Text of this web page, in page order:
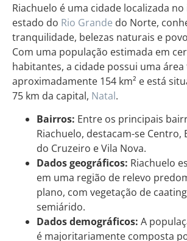
Riachuelo é uma cidade localizada
estado do Rio Grande do Norte,
tranquilidade, belezas naturais e
Com uma população estimada em
habitantes, a cidade possui uma
aproximadamente 154 km² e está
75 km da capital, Natal.
Bairros: Entre os principais
Riachuelo, destacam-se Centro,
do Cruzeiro e Vila Nova.
Dados geográficos: Riachuelo
em uma região de relevo
plano, com vegetação de
semiárido.
Dados demográficos: A
é majoritariamente composta